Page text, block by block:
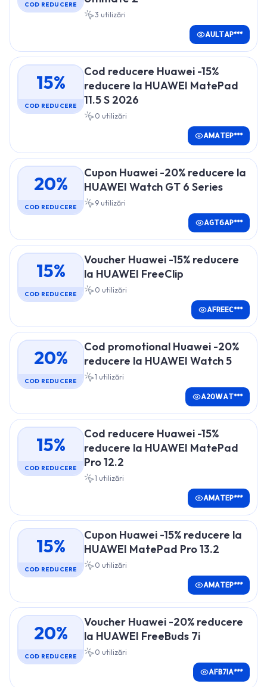
COD REDUCERE
3 utilizări
AULTAP***
15%
COD REDUCERE
Cod reducere Huawei -15%
reducere la HUAWEI MatePad
11.5 S 2026
0 utilizări
AMATEP***
20%
COD REDUCERE
Cupon Huawei -20% reducere la
HUAWEI Watch GT 6 Series
9 utilizări
AGT6AP***
15%
COD REDUCERE
Voucher Huawei -15% reducere
la HUAWEI FreeClip
0 utilizări
AFREEC***
20%
COD REDUCERE
Cod promotional Huawei -20%
reducere la HUAWEI Watch 5
1 utilizări
A20WAT***
15%
COD REDUCERE
Cod reducere Huawei -15%
reducere la HUAWEI MatePad
Pro 12.2
1 utilizări
AMATEP***
15%
COD REDUCERE
Cupon Huawei -15% reducere la
HUAWEI MatePad Pro 13.2
0 utilizări
AMATEP***
20%
COD REDUCERE
Voucher Huawei -20% reducere
la HUAWEI FreeBuds 7i
0 utilizări
AFB7IA***